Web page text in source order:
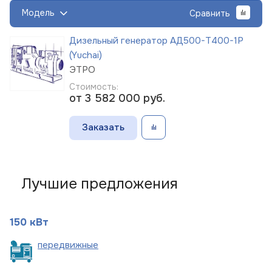
Модель Сравнить
Дизельный генератор АД500-Т400-1Р
(Yuchai)
ЭТРО
Стоимость:
от 3 582 000 руб.
Заказать
Лучшие предложения
150 кВт
передвижные